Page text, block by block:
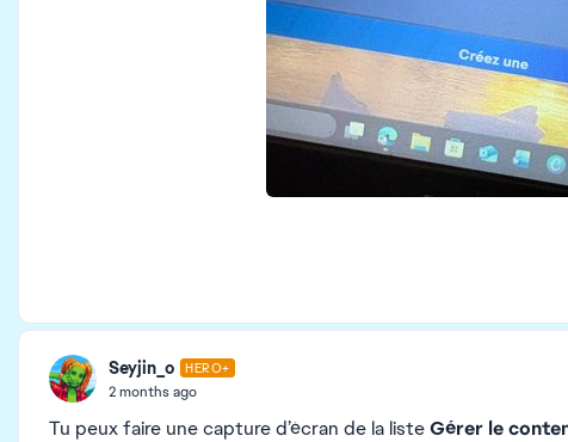
Seyjin_o HERO+
2 months ago
Tu peux faire une capture d’écran de la listeGérer le